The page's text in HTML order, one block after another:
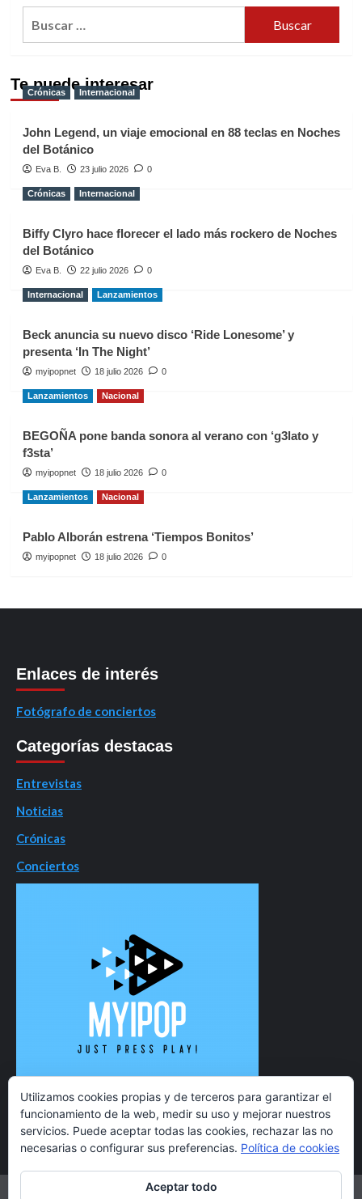
Te puede interesar
Crónicas Internacional
John Legend, un viaje emocional en 88 teclas en Noches
del Botánico
Eva B. 23 julio 2026 0
Crónicas Internacional
Biffy Clyro hace florecer el lado más rockero de Noches
del Botánico
Eva B. 22 julio 2026 0
Internacional Lanzamientos
Beck anuncia su nuevo disco ‘Ride Lonesome’ y
presenta ‘In The Night’
myipopnet 18 julio 2026 0
Lanzamientos Nacional
BEGOÑA pone banda sonora al verano con ‘g3lato y
f3sta’
myipopnet 18 julio 2026 0
Lanzamientos Nacional
Pablo Alborán estrena ‘Tiempos Bonitos’
myipopnet 18 julio 2026 0
Enlaces de interés
Fotógrafo de conciertos
Categorías destacas
Entrevistas
Noticias
Crónicas
Conciertos
Utilizamos cookies propias y de terceros para garantizar el
funcionamiento de la web, medir su uso y mejorar nuestros
servicios. Puede aceptar todas las cookies, rechazar las no
necesarias o configurar sus preferencias. Política de cookies
Aceptar todo